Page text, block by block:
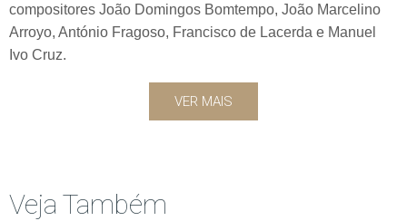
compositores João Domingos Bomtempo, João Marcelino
Arroyo, António Fragoso, Francisco de Lacerda e Manuel
Ivo Cruz.
VER MAIS
Veja Também